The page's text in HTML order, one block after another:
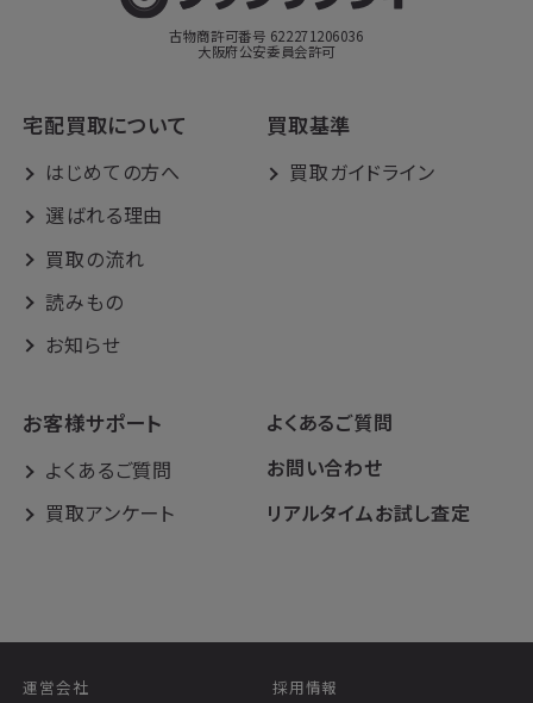
古物商許可番号 622271206036
大阪府公安委員会許可
宅配買取について
はじめての方へ
選ばれる理由
買取の流れ
読みもの
お知らせ
買取基準
買取ガイドライン
お客様サポート
よくあるご質問
買取アンケート
よくあるご質問
お問い合わせ
リアルタイムお試し査定
運営会社 採用情報